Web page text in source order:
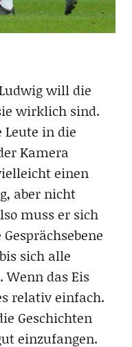
will die
wirklich sind.
Leute in die
Kamera
einen
aber nicht
muss er sich
sich alle
das Eis
relativ einfach.
Geschichten
einzufangen.